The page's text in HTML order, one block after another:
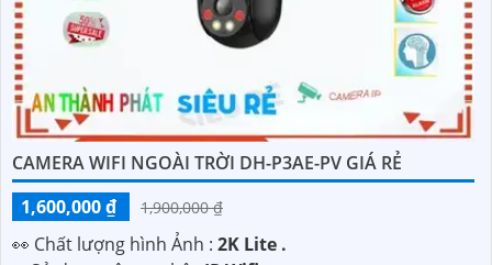
CAMERA WIFI NGOÀI TRỜI DH-P3AE-PV GIÁ RẺ
1,600,000 ₫
1,900,000 ₫
️👀 Chất lượng hình Ảnh : 2K Lite .